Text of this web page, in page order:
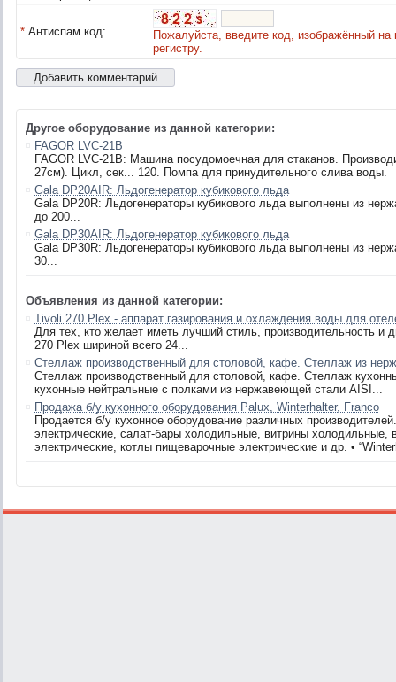
* Антиспам код:
Пожалуйста, введите код, изображённый
регистру.
Другое оборудование из данной категории:
FAGOR LVC-21B
FAGOR LVC-21В: Машина посудомоечная для стаканов.
27см). Цикл, сек... 120. Помпа для принудительного слива воды.
Gala DP20AIR: Льдогенератор кубикового льда
Gala DP20R: Льдогенераторы кубикового льда выполнены из
до 200...
Gala DP30AIR: Льдогенератор кубикового льда
Gala DP30R: Льдогенераторы кубикового льда выполнены из
30...
Объявления из данной категории:
Tivoli 270 Plex - аппарат газирования и охлаждения воды для
Для тех, кто желает иметь лучший стиль, производительность и
270 Plex шириной всего 24...
Стеллаж производственный для столовой, кафе. Стеллаж из
Стеллаж производственный для столовой, кафе. Стеллаж
кухонные нейтральные с полками из нержавеющей стали AISI...
Продажа б/у кухонного оборудования Palux, Winterhalter, Franco
Продается б/у кухонное оборудование различных
электрические, салат-бары холодильные, витрины
электрические, котлы пищеварочные электрические и др. •